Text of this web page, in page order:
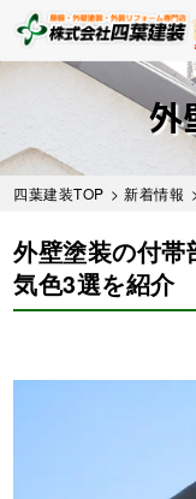
Skip
content
外
四葉建装TOP >新着情報
外壁塗装の付帯
気色3選を紹介